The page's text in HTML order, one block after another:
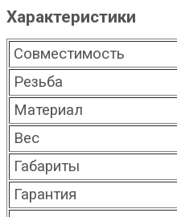
Характеристики
Совместимость
Резьба
Материал
Вес
Габариты
Гарантия